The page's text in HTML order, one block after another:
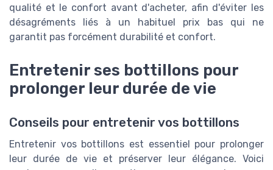
qualité et le confort avant d'acheter, afin d'éviter les
désagréments liés à un habituel prix bas qui ne
garantit pas forcément durabilité et confort.
Entretenir ses bottillons pour
prolonger leur durée de vie
Conseils pour entretenir vos bottillons
Entretenir vos bottillons est essentiel pour prolonger
leur durée de vie et préserver leur élégance. Voici